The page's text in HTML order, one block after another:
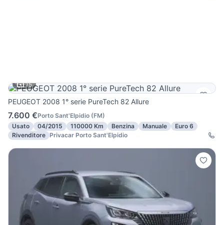
15
PEUGEOT 2008 1° serie PureTech 82 Allure
7.600 €Porto Sant'Elpidio (FM)
Usato
04/2015 110000 Km Benzina Manuale
Euro 6
Rivenditore Privacar Porto Sant'Elpidio